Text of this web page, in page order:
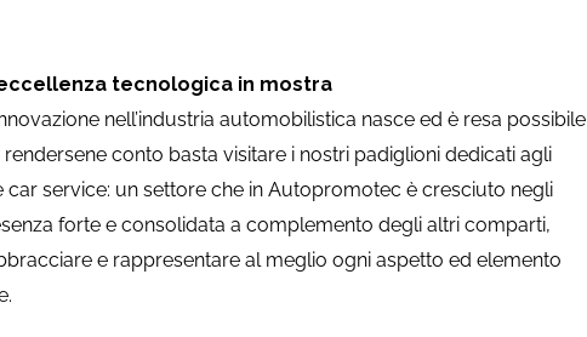
tecnologica in mostra
nell’industria automobilistica nasce ed è resa possibile
conto basta visitare i nostri padiglioni dedicati agli
service: un settore che in Autopromotec è cresciuto negli
forte e consolidata a complemento degli altri comparti,
e rappresentare al meglio ogni aspetto ed elemento